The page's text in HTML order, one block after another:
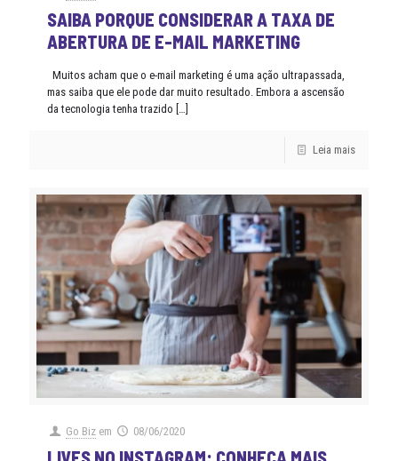
SAIBA PORQUE CONSIDERAR A TAXA DE
ABERTURA DE E-MAIL MARKETING
Muitos acham que o e-mail marketing é uma ação ultrapassada,
mas saiba que ele pode dar muito resultado. Embora a ascensão
da tecnologia tenha trazido […]
Leia mais
Go Biz em 08/06/2020